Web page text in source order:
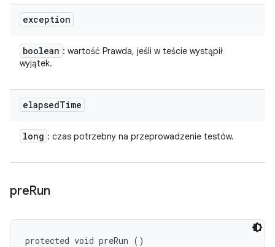
exception
boolean : wartość Prawda, jeśli w teście wystąpił
wyjątek.
elapsedTime
long : czas potrzebny na przeprowadzenie testów.
preRun
protected void preRun ()